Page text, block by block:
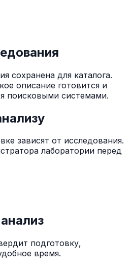
сохранена для каталога.
описание готовится и
поисковыми системами.
зависят от исследования.
лаборатории перед
подготовку,
время.